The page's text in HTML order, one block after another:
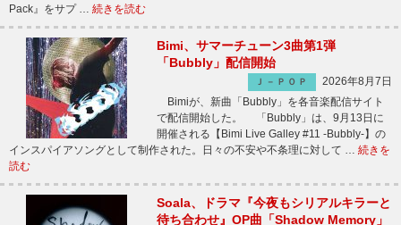
Pack』をサプ … 続きを読む
Bimi、サマーチューン3曲第1弾
「Bubbly」配信開始
Ｊ－ＰＯＰ
2026年8月7日
Bimiが、新曲「Bubbly」を各音楽配信サイト
で配信開始した。 「Bubbly」は、9月13日に
開催される【Bimi Live Galley #11 -Bubbly-】の
インスパイアソングとして制作された。日々の不安や不条理に対して … 続きを
読む
Soala、ドラマ『今夜もシリアルキラーと
待ち合わせ』OP曲「Shadow Memory」